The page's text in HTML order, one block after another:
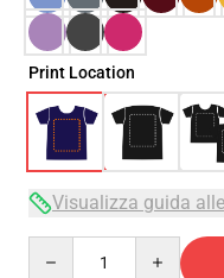
Print Location
Visualizza guida